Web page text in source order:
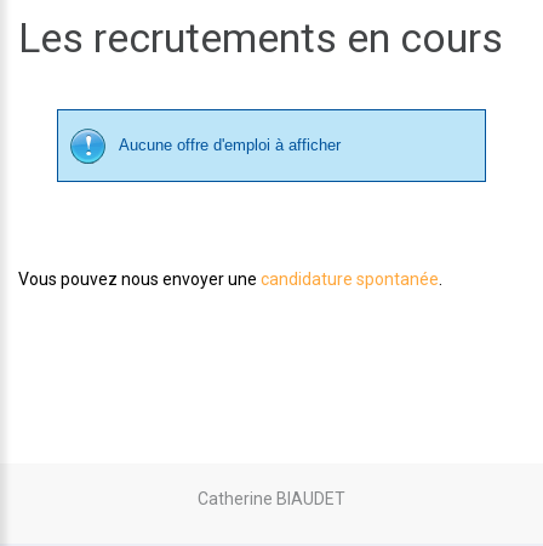
Les recrutements en cours
Aucune offre d'emploi à afficher
Vous pouvez nous envoyer une candidature spontanée
Catherine BIAUDET